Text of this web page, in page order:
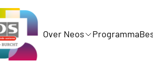
Over Neos Programma